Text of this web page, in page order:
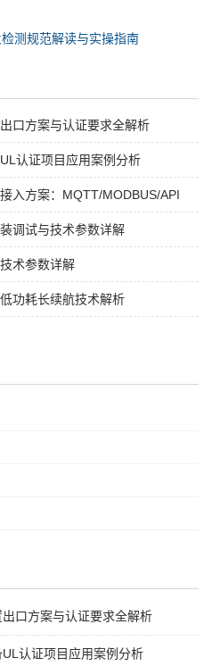
测规范解读与实操指南
口方案与认证要求全解析
认证项目应用案例分析
入方案：MQTT/MODBUS/API
调试与技术参数详解
术参数详解
功耗长续航技术解析
口方案与认证要求全解析
认证项目应用案例分析